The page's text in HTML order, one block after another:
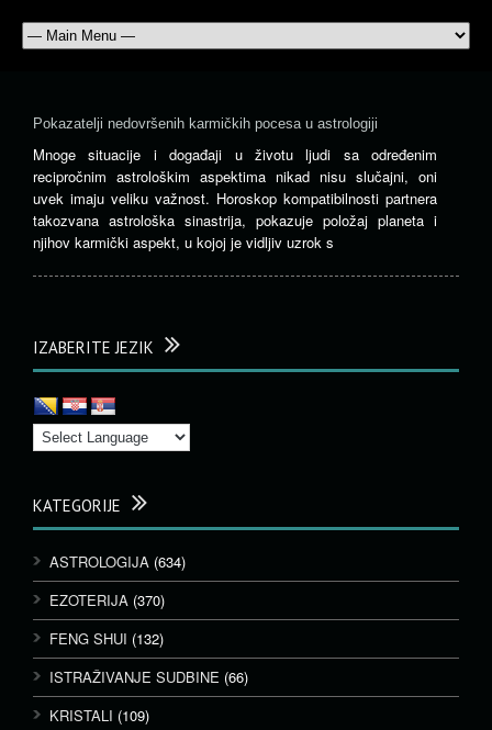
Pokazatelji nedovršenih karmičkih pocesa u astrologiji
Mnoge situacije i događaji u životu ljudi sa određenim
recipročnim astrološkim aspektima nikad nisu slučajni, oni
uvek imaju veliku važnost. Horoskop kompatibilnosti partnera
takozvana astrološka sinastrija, pokazuje položaj planeta i
njihov karmički aspekt, u kojoj je vidljiv uzrok s
IZABERITE JEZIK
KATEGORIJE
ASTROLOGIJA (634)
EZOTERIJA (370)
FENG SHUI (132)
ISTRAŽIVANJE SUDBINE (66)
KRISTALI (109)